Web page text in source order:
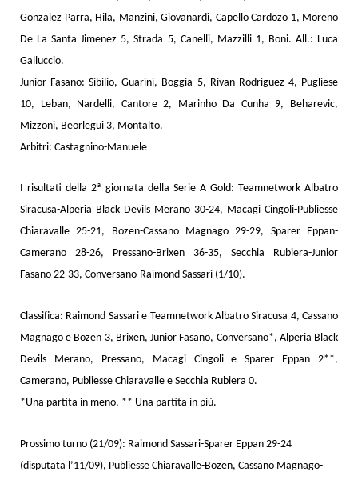
Gonzalez Parra, Hila, Manzini, Giovanardi, Capello Cardozo 1, Moreno
De La Santa Jimenez 5, Strada 5, Canelli, Mazzilli 1, Boni. All.: Luca
Galluccio.
Junior Fasano: Sibilio, Guarini, Boggia 5, Rivan Rodriguez 4, Pugliese
10, Leban, Nardelli, Cantore 2, Marinho Da Cunha 9, Beharevic,
Mizzoni, Beorlegui 3, Montalto.
Arbitri: Castagnino-Manuele
I risultati della 2ª giornata della Serie A Gold: Teamnetwork Albatro
Siracusa-Alperia Black Devils Merano 30-24, Macagi Cingoli-Publiesse
Chiaravalle 25-21, Bozen-Cassano Magnago 29-29, Sparer Eppan-
Camerano 28-26, Pressano-Brixen 36-35, Secchia Rubiera-Junior
Fasano 22-33, Conversano-Raimond Sassari (1/10).
Classifica: Raimond Sassari e Teamnetwork Albatro Siracusa 4, Cassano
Magnago e Bozen 3, Brixen, Junior Fasano, Conversano*, Alperia Black
Devils Merano, Pressano, Macagi Cingoli e Sparer Eppan 2**,
Camerano, Publiesse Chiaravalle e Secchia Rubiera 0.
*Una partita in meno, ** Una partita in più.
Prossimo turno (21/09): Raimond Sassari-Sparer Eppan 29-24
(disputata l’11/09), Publiesse Chiaravalle-Bozen, Cassano Magnago-